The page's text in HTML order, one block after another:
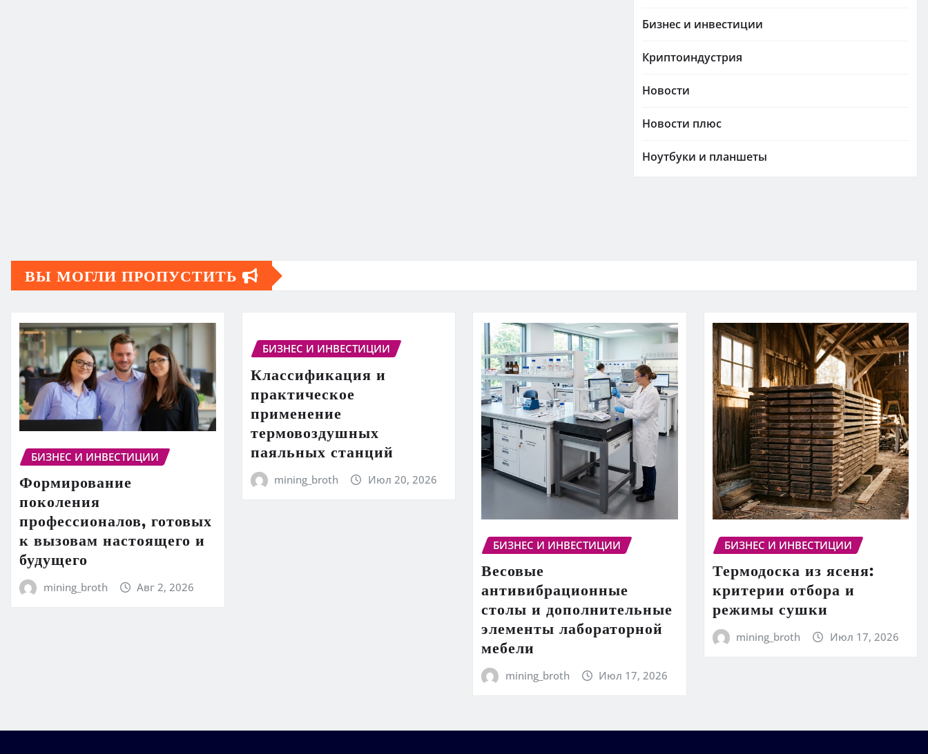
Бизнес и инвестиции
Криптоиндустрия
Новости
Новости плюс
Ноутбуки и планшеты
ВЫ МОГЛИ ПРОПУСТИТЬ
БИЗНЕС И ИНВЕСТИЦИИ
Формирование
поколения
профессионалов, готовых
к вызовам настоящего и
будущего
mining_broth Авг 2, 2026
БИЗНЕС И ИНВЕСТИЦИИ
Классификация и
практическое
применение
термовоздушных
паяльных станций
mining_broth Июл 20, 2026
БИЗНЕС И ИНВЕСТИЦИИ
Весовые
антивибрационные
столы и дополнительные
элементы лабораторной
мебели
mining_broth Июл 17, 2026
БИЗНЕС И ИНВЕСТИЦИИ
Термодоска из ясеня:
критерии отбора и
режимы сушки
mining_broth Июл 17, 2026